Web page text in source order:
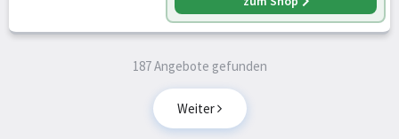
187 Angebote gefunden
Weiter